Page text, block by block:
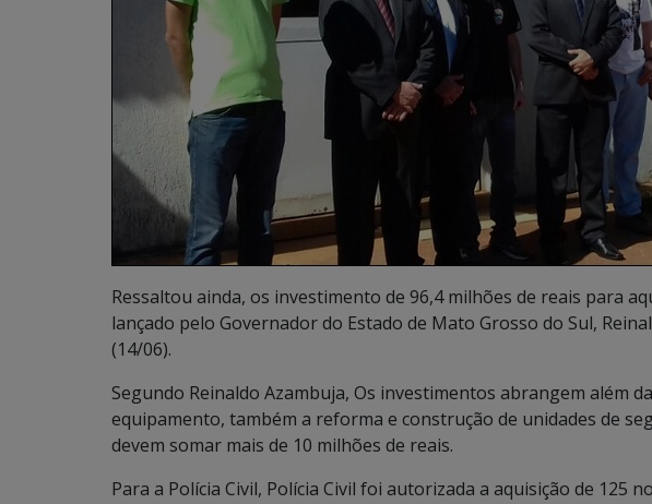
Ressaltou ainda, os investimento de 96,4 milhões de reais para
lançado pelo Governador do Estado de Mato Grosso do Sul,
(14/06).
Segundo Reinaldo Azambuja, Os investimentos abrangem além
equipamento, também a reforma e construção de unidades de
devem somar mais de 10 milhões de reais.
Para a Polícia Civil, Polícia Civil foi autorizada a aquisição de 125